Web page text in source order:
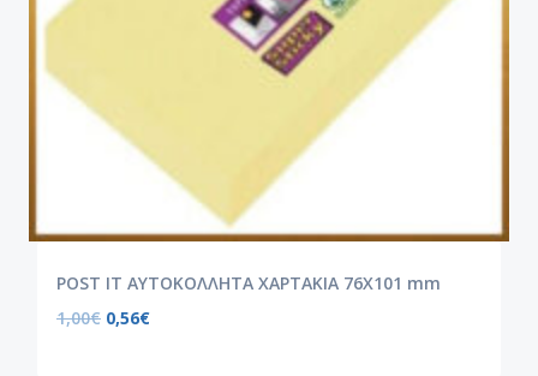
POST IT ΑΥΤΟΚΟΛΛΗΤΑ ΧΑΡΤΑΚΙΑ 76X101 mm
1,00€ 0,56€